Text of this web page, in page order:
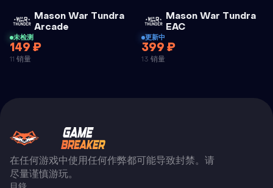
WAR
TUNDRA
PERMANENT
SPOOFER
Mason War Tundra
Arcade
MASON WAR
未检测
149 ₽
11 销量
Mason War Tundra
EAC外挂
更新中
399 ₽
13 销量
在任何游戏中使用任何作弊都可能导致封禁。请
尽量谨慎游玩。